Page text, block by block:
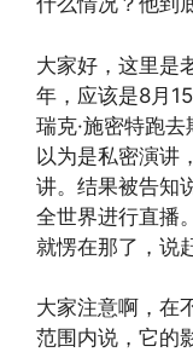
大家好，这里是
年，应该是8月
瑞克·施密特跑
以为是私密演讲
讲。结果被告知
全世界进行直播
就愣在那了，说
大家注意啊，在
范围内说，它的